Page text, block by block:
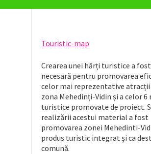
Touristic-map
Crearea unei hărți turistice a fost
necesară pentru promovarea
celor mai reprezentative atracții
zona Mehedinți-Vidin și a celor 6
turistice promovate de proiect.
realizării acestui material a fost
promovarea zonei Mehedinti-
produs turistic integrat și ca
comună.